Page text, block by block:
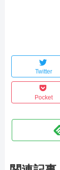
Twitter
Pocket